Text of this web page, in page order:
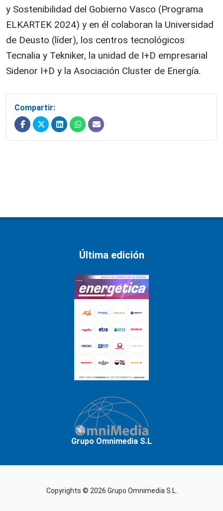
y Sostenibilidad del Gobierno Vasco (Programa
ELKARTEK 2024) y en él colaboran la Universidad
de Deusto (líder), los centros tecnológicos
Tecnalia y Tekniker, la unidad de I+D empresarial
Sidenor I+D y la Asociación Cluster de Energía.
Compartir:
Última edición
Grupo Omnimedia S.L
Copyrights © 2026 Grupo Omnimedia S.L.